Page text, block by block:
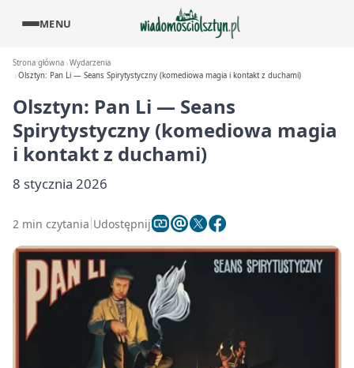
MENU
Strona główna Wydarzenia
Olsztyn: Pan Li — Seans Spirytystyczny (komediowa magia i kontakt z duchami)
Olsztyn: Pan Li — Seans
Spirytystyczny (komediowa magia
i kontakt z duchami)
8 stycznia 2026
2 min czytania Udostępnij